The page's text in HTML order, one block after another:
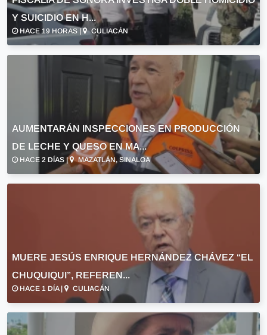
Y SUICIDIO EN H...
HACE 19 HORAS | CULIACÁN
AUMENTARÁN INSPECCIONES EN PRODUCCIÓN
DE LECHE Y QUESO EN MA...
HACE 2 DÍAS | MAZATLÁN, SINALOA
MUERE JESÚS ENRIQUE HERNÁNDEZ CHÁVEZ “EL
CHUQUIQUI”, REFEREN...
HACE 1 DÍA | CULIACÁN